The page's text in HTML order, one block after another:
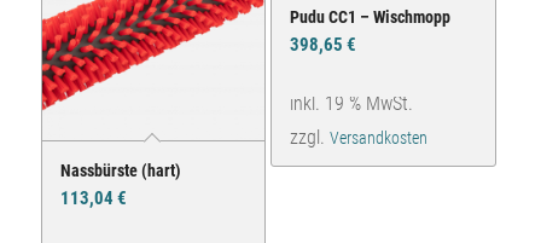
Nassbürste (hart)
113,04 €
Pudu CC1 – Wischmopp
398,65 €
inkl. 19 % MwSt.
zzgl. Versandkosten